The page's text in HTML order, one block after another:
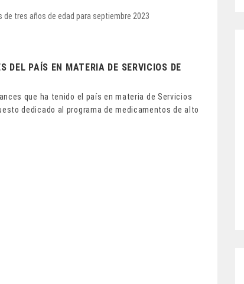
DEL PAÍS EN MATERIA DE SERVICIOS DE
que ha tenido el país en materia de Servicios
dedicado al programa de medicamentos de alto